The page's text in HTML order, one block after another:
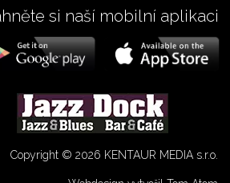
si naší mobilní aplikaci
Copyright © 2026 KENTAUR MEDIA s.r.o.